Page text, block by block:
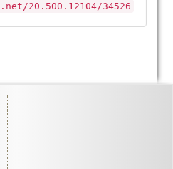
20.500.12104/34526